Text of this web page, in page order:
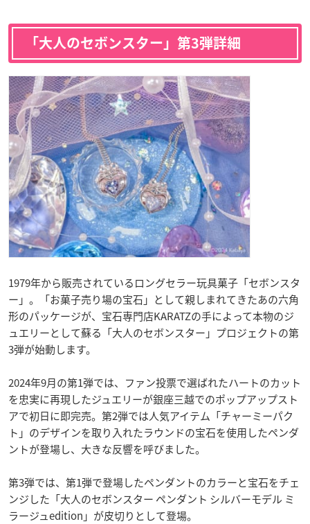
「大人のセボンスター」第3弾詳細
1979年から販売されているロングセラー玩具菓子「セボンスタ
ー」。「お菓子売り場の宝石」として親しまれてきたあの六角
形のパッケージが、宝石専門店KARATZの手によって本物のジ
ュエリーとして蘇る「大人のセボンスター」プロジェクトの第
3弾が始動します。
2024年9月の第1弾では、ファン投票で選ばれたハートのカット
を忠実に再現したジュエリーが銀座三越でのポップアップスト
アで初日に即完売。第2弾では人気アイテム「チャーミーパク
ト」のデザインを取り入れたラウンドの宝石を使用したペンダ
ントが登場し、大きな反響を呼びました。
第3弾では、第1弾で登場したペンダントのカラーと宝石をチェ
ンジした「大人のセボンスター ペンダント シルバーモデル ミ
ラージュedition」が皮切りとして登場。